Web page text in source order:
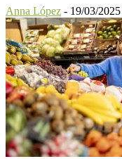
Anna López - 19/03/2025